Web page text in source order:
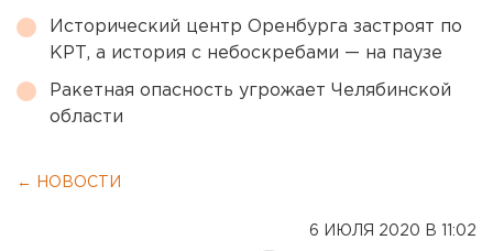
Исторический центр Оренбурга застроят по
КРТ, а история с небоскребами — на паузе
Ракетная опасность угрожает Челябинской
области
← НОВОСТИ
6 ИЮЛЯ 2020 В 11:02